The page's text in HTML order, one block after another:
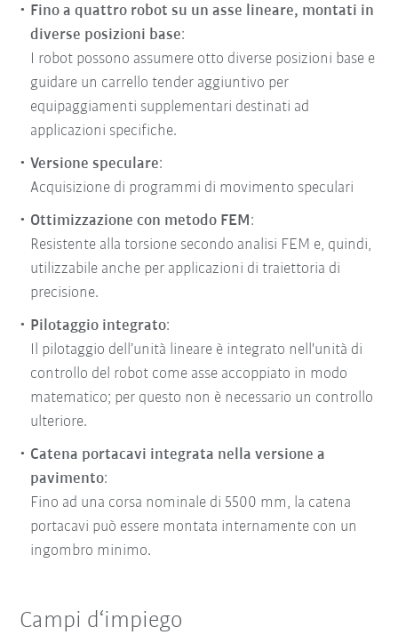
Fino a quattro robot su un asse lineare, montati in
diverse posizioni base:
I robot possono assumere otto diverse posizioni base e
guidare un carrello tender aggiuntivo per
equipaggiamenti supplementari destinati ad
applicazioni specifiche.
Versione speculare:
Acquisizione di programmi di movimento speculari
Ottimizzazione con metodo FEM:
Resistente alla torsione secondo analisi FEM e, quindi,
utilizzabile anche per applicazioni di traiettoria di
precisione.
Pilotaggio integrato:
Il pilotaggio dell’unità lineare è integrato nell'unità di
controllo del robot come asse accoppiato in modo
matematico; per questo non è necessario un controllo
ulteriore.
Catena portacavi integrata nella versione a
pavimento:
Fino ad una corsa nominale di 5500 mm, la catena
portacavi può essere montata internamente con un
ingombro minimo.
Campi d‘impiego